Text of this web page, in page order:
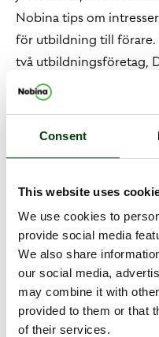
Consent
This website uses
We use cookies to
provide social media
We also share
our social media,
may combine it with
provided to them or that
of their services.
Nobina tips om
för utbildning till förare.
två utbildningsföretag,
skolorna bjuds bland
hos Nobina där de får
bussförare i deras
näst intill ha en ”kö” av
har företaget arbetat
tydlig vi-kultur med
och sexism. De
innebär att företaget
till tio besök hos
privat vårdgivare för